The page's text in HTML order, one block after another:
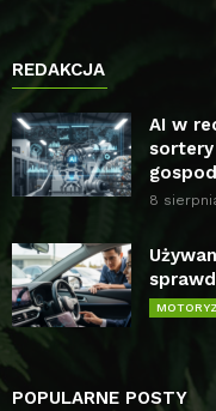
REDAKCJA
AI w
8
POPULARNE POSTY